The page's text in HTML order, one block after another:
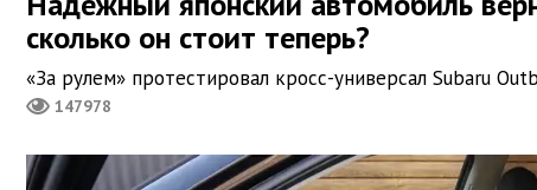
сколько он стоит теперь?
«За рулем» протестировал кросс-универсал Subaru
147978